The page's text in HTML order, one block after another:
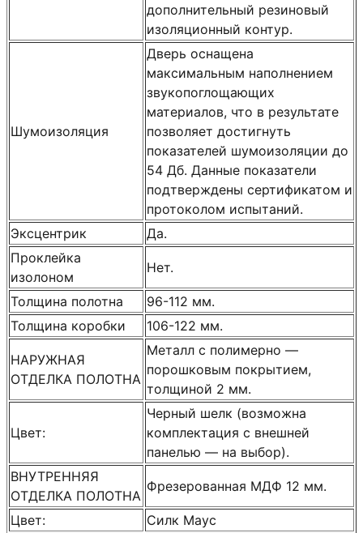
дополнительный резиновый
изоляционный контур.
Шумоизоляция
Дверь оснащена
максимальным наполнением
звукопоглощающих
материалов, что в результате
позволяет достигнуть
показателей шумоизоляции до
54 Дб. Данные показатели
подтверждены сертификатом и
протоколом испытаний.
Эксцентрик
Да.
Проклейка
изолоном
Нет.
Толщина полотна
96-112 мм.
Толщина коробки
106-122 мм.
НАРУЖНАЯ
ОТДЕЛКА ПОЛОТНА
Металл с полимерно —
порошковым покрытием,
толщиной 2 мм.
Цвет:
Черный шелк (возможна
комплектация с внешней
панелью — на выбор).
ВНУТРЕННЯЯ
ОТДЕЛКА ПОЛОТНА
Фрезерованная МДФ 12 мм.
Цвет: Силк Маус